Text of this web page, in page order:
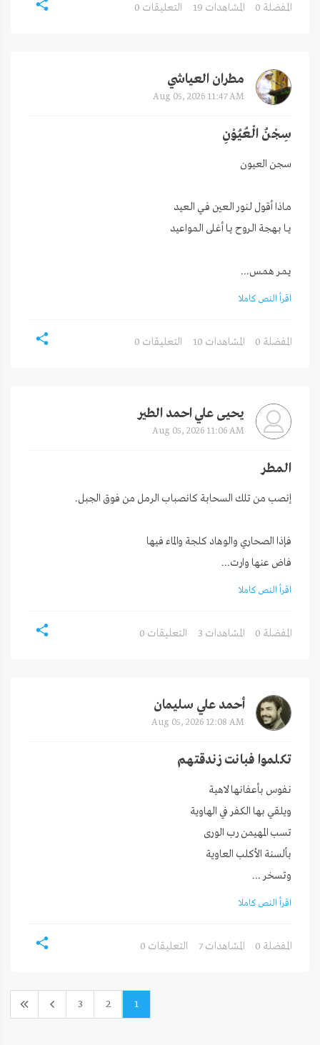
0 المفضلة 19 المشاهدات 0 التعليقات
مطران العياشي
Aug 05, 2026 11:47 AM
سِجْنُ الْعُيُوْنِ
يـمـر هـمـس...
اقرأ النص كاملا
0 المفضلة 10 المشاهدات 0 التعليقات
يحيى علي احمد الطير
Aug 05, 2026 11:06 AM
المطر
فاض عنها وارت...
اقرأ النص كاملا
0 المفضلة 3 المشاهدات 0 التعليقات
أحمد علي سليمان
Aug 05, 2026 12:08 AM
تكلموا فبانت زندقتهم
وتسخر ...
اقرأ النص كاملا
0 المفضلة 7 المشاهدات 0 التعليقات
1
2
3